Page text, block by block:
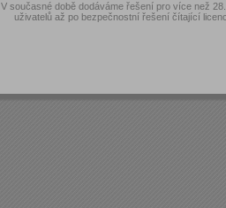
V současné době dodáváme řešení pro více než
uživatelů až po bezpečnostní řešení čítající